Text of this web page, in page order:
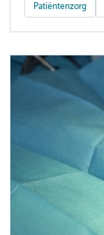
Patiëntenzorg